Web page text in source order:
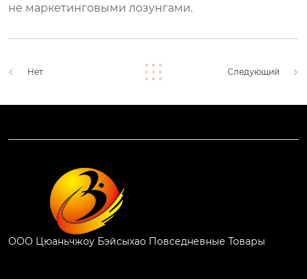
не маркетинговыми лозунгами.
Нет. Следующий
ООО Цюаньчжоу Бэйсыхао Повседневные Товары